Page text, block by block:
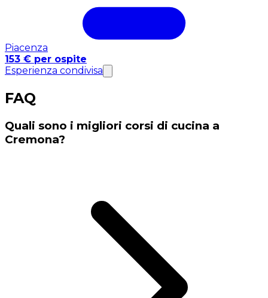
Piacenza
153 € per ospite
Esperienza condivisa
FAQ
Quali sono i migliori corsi di cucina a
Cremona?